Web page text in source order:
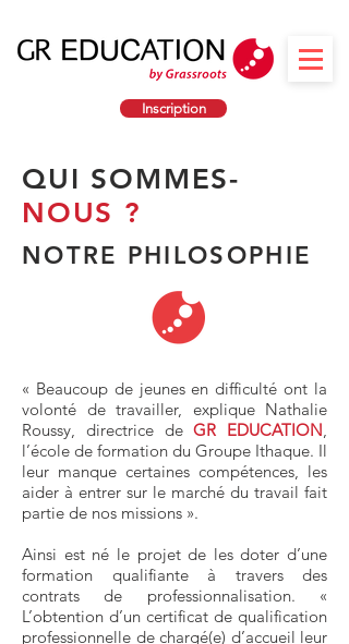
Inscription
QUI SOMMES-
NOUS ?
NOTRE PHILOSOPHIE
« Beaucoup de jeunes en difficulté ont la
volonté de travailler, explique Nathalie
Roussy, directrice deGR EDUCATION,
l’école de formation du Groupe Ithaque. Il
leur manque certaines compétences, les
aider à entrer sur le marché du travail fait
partie de nos missions ».
Ainsi est né le projet de les doter d’une
formation qualifiante à travers des
contrats de professionnalisation. «
L’obtention d’un certificat de qualification
professionnelle de chargé(e) d’accueil leur